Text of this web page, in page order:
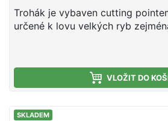
Trohák je vybaven cutting
určené k lovu velkých ryb
VLOŽIT DO
SKLADEM